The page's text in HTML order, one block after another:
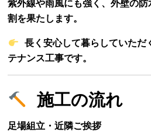
紫外線や雨風にも強く、外壁の
割を果たします。
長く安心して暮らしていただ
テナンス工事です。
施工の流れ
足場組立・近隣ご挨拶